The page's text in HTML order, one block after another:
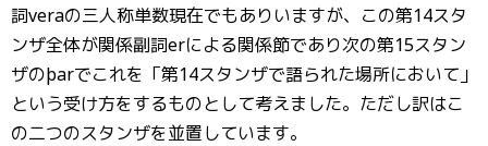
詞veraの三人称単数現在でもありいますが、この第14スタ
ンザ全体が関係副詞erによる関係節であり次の第15スタン
ザのþarでこれを「第14スタンザで語られた場所において」
という受け方をするものとして考えました。ただし訳はこ
の二つのスタンザを並置しています。